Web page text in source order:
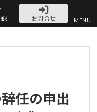
公益・一般法人オ
お問合せ
MENU
辞任の申出